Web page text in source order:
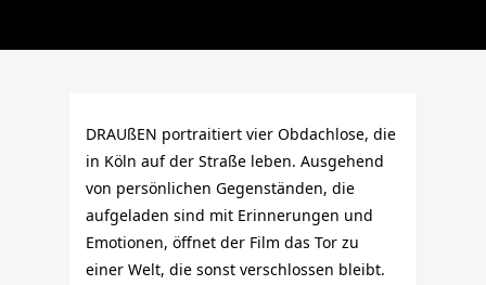
DRAUßEN portraitiert vier Obdachlose, die
in Köln auf der Straße leben. Ausgehend
von persönlichen Gegenständen, die
aufgeladen sind mit Erinnerungen und
Emotionen, öffnet der Film das Tor zu
einer Welt, die sonst verschlossen bleibt.